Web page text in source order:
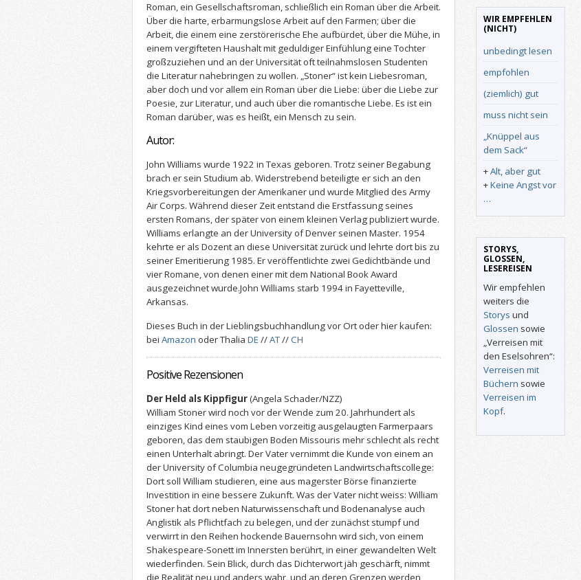
Roman, ein Gesellschaftsroman, schließlich ein Roman über die Arbeit.
Über die harte, erbarmungslose Arbeit auf den Farmen; über die
Arbeit, die einem eine zerstörerische Ehe aufbürdet, über die Mühe, in
einem vergifteten Haushalt mit geduldiger Einfühlung eine Tochter
großzuziehen und an der Universität oft teilnahmslosen Studenten
die Literatur nahebringen zu wollen. „Stoner“ ist kein Liebesroman,
aber doch und vor allem ein Roman über die Liebe: über die Liebe zur
Poesie, zur Literatur, und auch über die romantische Liebe. Es ist ein
Roman darüber, was es heißt, ein Mensch zu sein.
Autor:
John Williams wurde 1922 in Texas geboren. Trotz seiner Begabung
brach er sein Studium ab. Widerstrebend beteiligte er sich an den
Kriegsvorbereitungen der Amerikaner und wurde Mitglied des Army
Air Corps. Während dieser Zeit entstand die Erstfassung seines
ersten Romans, der später von einem kleinen Verlag publiziert wurde.
Williams erlangte an der University of Denver seinen Master. 1954
kehrte er als Dozent an diese Universität zurück und lehrte dort bis zu
seiner Emeritierung 1985. Er veröffentlichte zwei Gedichtbände und
vier Romane, von denen einer mit dem National Book Award
ausgezeichnet wurde.John Williams starb 1994 in Fayetteville,
Arkansas.
Dieses Buch in der Lieblingsbuchhandlung vor Ort oder hier kaufen:
bei Amazon oder Thalia DE//AT//CH
Positive Rezensionen
Der Held als Kippfigur(Angela Schader/NZZ)
William Stoner wird noch vor der Wende zum 20. Jahrhundert als
einziges Kind eines vom Leben vorzeitig ausgelaugten Farmerpaars
geboren, das dem staubigen Boden Missouris mehr schlecht als recht
einen Unterhalt abringt. Der Vater vernimmt die Kunde von einem an
der University of Columbia neugegründeten Landwirtschaftscollege:
Dort soll William studieren, eine aus magerster Börse finanzierte
Investition in eine bessere Zukunft. Was der Vater nicht weiss: William
Stoner hat dort neben Naturwissenschaft und Bodenanalyse auch
Anglistik als Pflichtfach zu belegen, und der zunächst stumpf und
verwirrt in den Reihen hockende Bauernsohn wird sich, von einem
Shakespeare-Sonett im Innersten berührt, in einer gewandelten Welt
wiederfinden. Sein Blick, durch das Dichterwort jäh geschärft, nimmt
die Realität neu und anders wahr, und an deren Grenzen werden
WIR EMPFEHLEN
(NICHT)
unbedingt lesen
empfohlen
(ziemlich) gut
muss nicht sein
„Knüppel aus
dem Sack“
+Alt, aber gut
+Keine Angst vor
…
STORYS,
GLOSSEN,
LESEREISEN
Wir empfehlen
weiters die
Storys und
Glossen sowie
„Verreisen mit
den Eselsohren“:
Verreisen mit
Büchern sowie
Verreisen im
Kopf.